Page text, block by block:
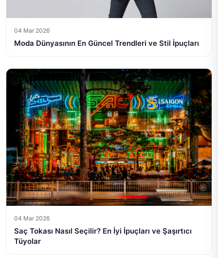
04 Mar 2026
Moda Dünyasının En Güncel Trendleri ve Stil İpuçları
04 Mar 2026
Saç Tokası Nasıl Seçilir? En İyi İpuçları ve Şaşırtıcı
Tüyolar